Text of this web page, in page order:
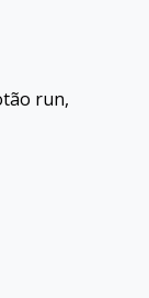
run,